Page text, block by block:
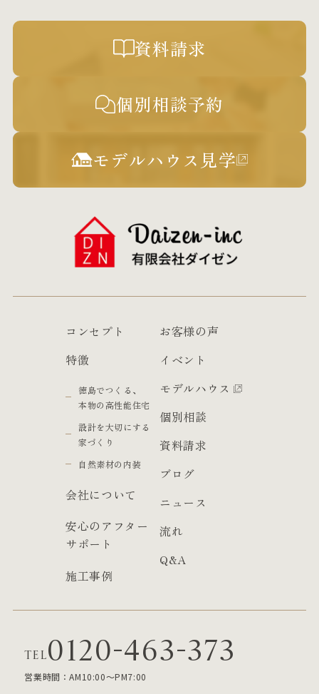
資料請求
個別相談予約
モデルハウス見学
コンセプト
特徴
徳島でつくる、
本物の高性能住宅
設計を大切にする
家づくり
自然素材の内装
会社について
安心のアフター
サポート
施工事例
お客様の声
イベント
モデルハウス
個別相談
資料請求
ブログ
ニュース
流れ
Q&A
TEL0120-463-373
営業時間：AM10:00～PM7:00